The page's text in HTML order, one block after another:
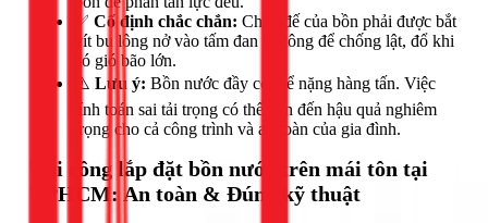
✅ Cố định chắc chắn: Chân đế của bồn phải được bắt
vít bu lông nở vào tấm đan bê tông để chống lật, đổ khi
có gió bão lớn.
⚠️ Lưu ý: Bồn nước đầy có thể nặng hàng tấn. Việc
tính toán sai tải trọng có thể dẫn đến hậu quả nghiêm
trọng cho cả công trình và an toàn của gia đình.
Thi công lắp đặt bồn nước trên mái tôn tại
TPHCM: An toàn & Đúng kỹ thuật